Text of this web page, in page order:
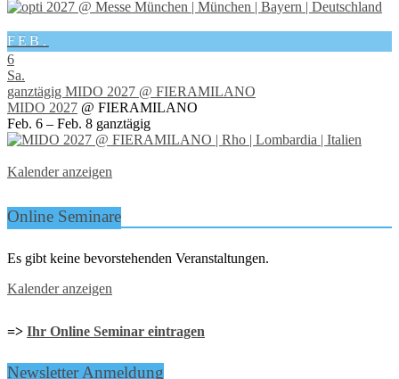
FEB.
6
Sa.
ganztägig MIDO 2027 @ FIERAMILANO
MIDO 2027 @ FIERAMILANO
Feb. 6 – Feb. 8 ganztägig
Kalender anzeigen
Online Seminare
Es gibt keine bevorstehenden Veranstaltungen.
Kalender anzeigen
=> Ihr Online Seminar eintragen
Newsletter Anmeldung